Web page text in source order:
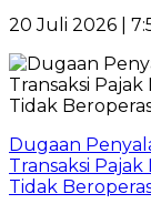
20 Juli 2026 |
Dugaan
Transaksi
Tidak